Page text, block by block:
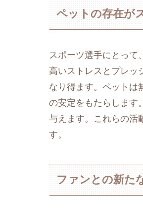
ペットの存在が
スポーツ選手にとって
高いストレスとプレッ
なり得ます。ペットは
の安定をもたらします
与えます。これらの活
す。
ファンとの新た